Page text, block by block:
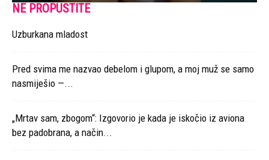
NE PROPUSTITE
Uzburkana mladost
Pred svima me nazvao debelom i glupom, a moj muž se samo
nasmiješio —...
„Mrtav sam, zbogom“: Izgovorio je kada je iskočio iz aviona
bez padobrana, a način...